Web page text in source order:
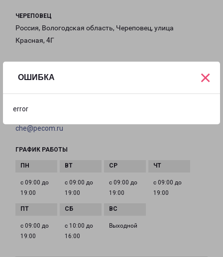
ОШИБКА
error
×
ЧЕРЕПОВЕЦ
Россия, Вологодская область, Череповец, улица
Красная, 4Г
на карте
+7(8202) 490-449
che@pecom.ru
ГРАФИК РАБОТЫ
с 09:00 до
19:00
с 09:00 до
19:00
с 09:00 до
19:00
с 09:00 до
19:00
с 09:00 до
19:00
с 10:00 до
16:00
Выходной